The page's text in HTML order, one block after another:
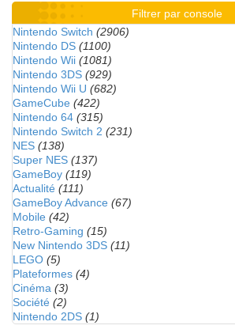
Filtrer par console
Nintendo Switch (2906)
Nintendo DS (1100)
Nintendo Wii (1081)
Nintendo 3DS (929)
Nintendo Wii U (682)
GameCube (422)
Nintendo 64 (315)
Nintendo Switch 2 (231)
NES (138)
Super NES (137)
GameBoy (119)
Actualité (111)
GameBoy Advance (67)
Mobile (42)
Retro-Gaming (15)
New Nintendo 3DS (11)
LEGO (5)
Plateformes (4)
Cinéma (3)
Société (2)
Nintendo 2DS (1)